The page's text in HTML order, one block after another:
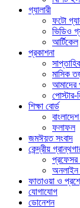
গ্যালারী
ফটো
ভিডিও
আর্টিকেল
প্রকাশনা
মাসিক
আমাদের
পোস্টার-
শিক্ষা বোর্ড
ফলাফল
জমঈয়ত সংবাদ
কেন্দ্রীয়
প্রফেসর
অনলাইন
ফাতাওয়া ও
যোগাযোগ
ডোনেশন